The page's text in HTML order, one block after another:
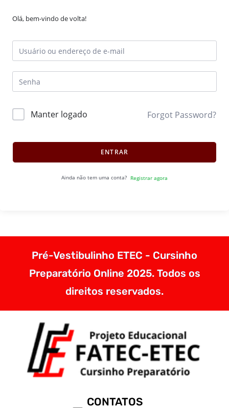
Olá, bem-vindo de volta!
Manter logado Forgot Password?
ENTRAR
Ainda não tem uma conta? Registrar agora
Pré-Vestibulinho ETEC - Cursinho
Preparatório Online 2025. Todos os
direitos reservados.
CONTATOS